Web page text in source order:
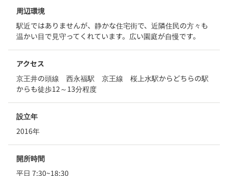
周辺環境
駅近ではありませんが、静かな住宅街で、近隣住民の方々も
温かい目で見守ってくれています。広い園庭が自慢です。
アクセス
京王井の頭線 西永福駅 京王線 桜上水駅からどちらの駅
からも徒歩12～13分程度
設立年
2016年
開所時間
平日 7:30~18:30